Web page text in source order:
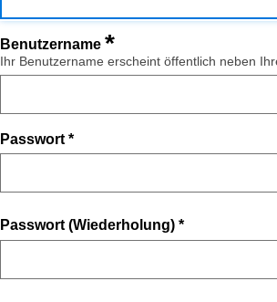
Benutzername *
Ihr Benutzername erscheint öffentlich neben
Passwort *
Passwort (Wiederholung) *